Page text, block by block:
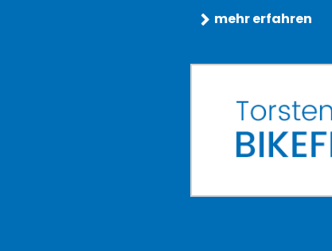
mehr erfahren